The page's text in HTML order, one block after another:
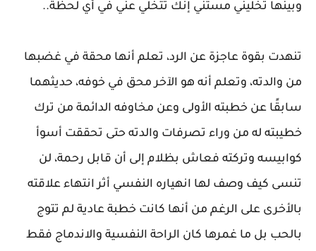
وبينها تخليني مستني إنك تتخلي عني في أي لحظة..
تنهدت بقوة عاجزة عن الرد، تعلم أنها محقة في غضبها
من والدته، وتعلم أنه هو الآخر محق في خوفه، حديثهما
سابقًا عن خطبته الأولى وعن مخاوفه الدائمة من ترك
خطيبته له من وراء تصرفات والدته حتى تحققت أسوأ
كوابيسه وتركته فعاش بظلام إلى أن قابل رحمة، لن
تنسى كيف وصف لها انهياره النفسي أثر انتهاء علاقته
بالأخرى على الرغم من أنها كانت خطبة عادية لم تتوج
بالحب بل ما غمرها كان الراحة النفسية والاندماج فقط